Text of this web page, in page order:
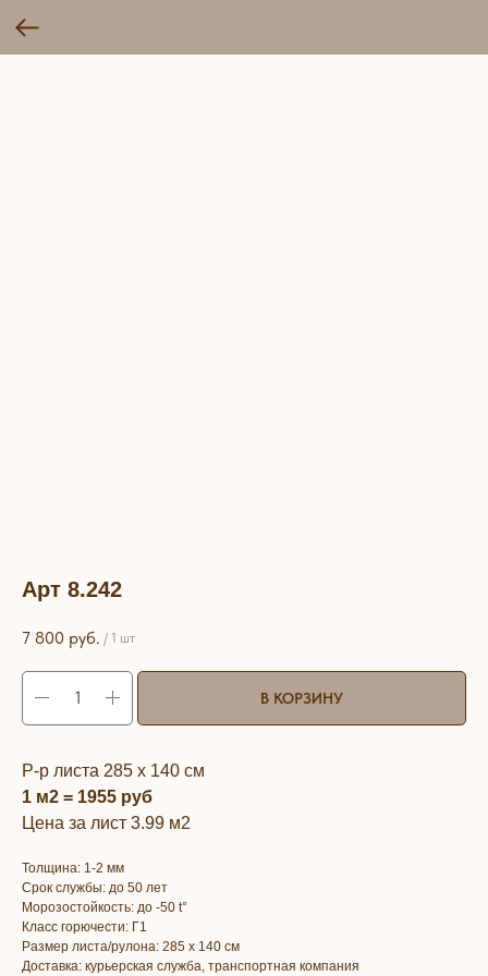
Арт 8.242
7 800 руб. / 1 шт
В КОРЗИНУ
Р-р листа 285 х 140 см
1 м2 = 1955 руб
Цена за лист 3.99 м2
Толщина: 1-2 мм
Срок службы: до 50 лет
Морозостойкость: до -50 t°
Класс горючести: Г1
Размер листа/рулона: 285 х 140 см
Доставка: курьерская служба, транспортная компания